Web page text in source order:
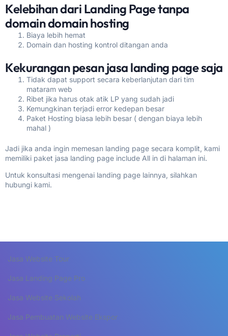
Kelebihan dari Landing Page tanpa
domain domain hosting
Biaya lebih hemat
Domain dan hosting kontrol ditangan anda
Kekurangan pesan jasa landing page saja
Tidak dapat support secara keberlanjutan dari tim
mataram web
Ribet jika harus otak atik LP yang sudah jadi
Kemungkinan terjadi error kedepan besar
Paket Hosting biasa lebih besar ( dengan biaya lebih
mahal )
Jadi jika anda ingin memesan landing page secara komplit, kami
memiliki paket jasa landing page include All in di halaman ini.
Untuk konsultasi mengenai landing page lainnya, silahkan
hubungi kami.
Jasa Website Tour
Jasa Landing Page Pro
Jasa Website Sekolah
Jasa Pembuatan Website Ekspor